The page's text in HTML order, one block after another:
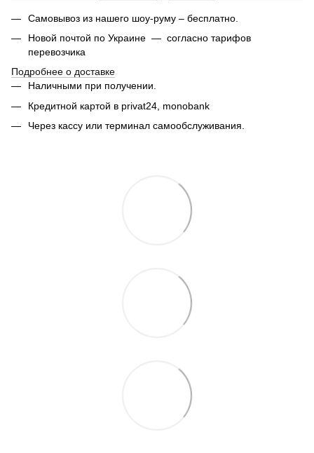
Самовывоз из нашего шоу-руму – бесплатно.
Новой почтой по Украине — согласно тарифов
перевозчика
Подробнее о доставке
Наличными при получении.
Кредитной картой в privat24, monobank
Через кассу или терминал самообслуживания.